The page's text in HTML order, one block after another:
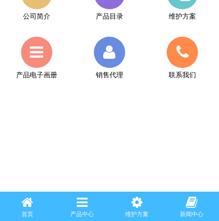
公司简介 产品目录 维护方案
产品电子画册 销售代理 联系我们
首页 产品中心 维护方案 新闻中心